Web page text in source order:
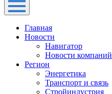
Главная
Новости
Навигатор
Новости компаний
Регион
Энергетика
Транспорт и связь
Стройиндустрия